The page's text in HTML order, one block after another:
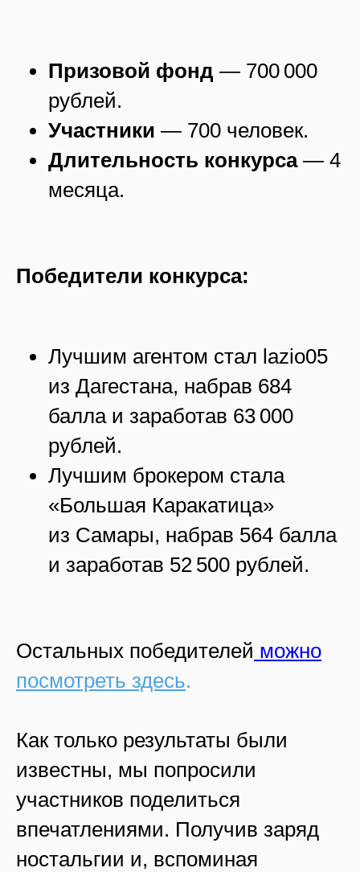
Призовой фонд — 700 000
рублей.
Участники — 700 человек.
Длительность конкурса— 4
месяца.
Победители конкурса:
Лучшим агентом стал lazio05
из Дагестана, набрав 684
балла и заработав 63 000
рублей.
Лучшим брокером стала
«Большая Каракатица»
из Самары, набрав 564 балла
и заработав 52 500 рублей.
Остальных победителей можно
посмотреть здесь.
Как только результаты были
известны, мы попросили
участников поделиться
впечатлениями. Получив заряд
ностальгии и, вспоминая